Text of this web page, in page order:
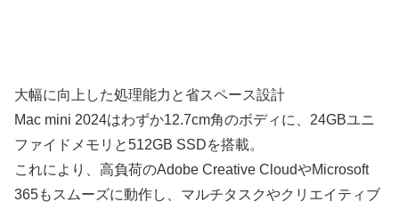
大幅に向上した処理能力と省スペース設計
Mac mini 2024はわずか12.7cm角のボディに、24GBユニ
ファイドメモリと512GB SSDを搭載。
これにより、高負荷のAdobe Creative CloudやMicrosoft
365もスムーズに動作し、マルチタスクやクリエイティブ